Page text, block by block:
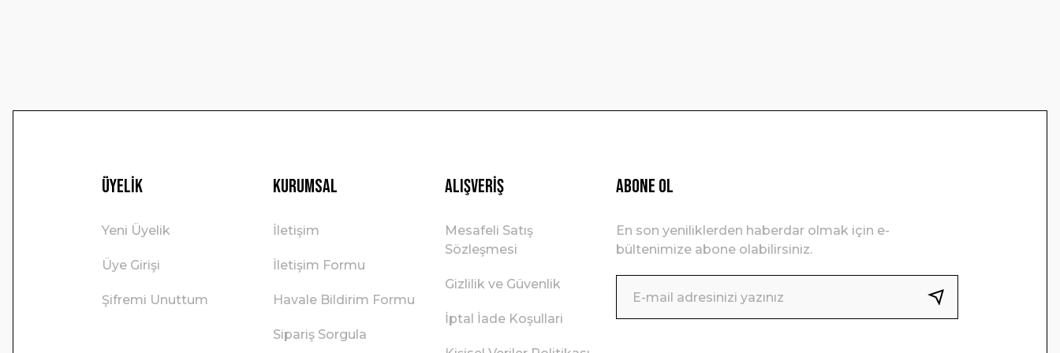
Üyelik
Yeni Üyelik
Üye Girişi
Şifremi Unuttum
Kurumsal
İletişim
İletişim Formu
Havale Bildirim Formu
Sipariş Sorgula
Alışveriş
Mesafeli Satış
Sözleşmesi
Gizlilik ve Güvenlik
İptal İade Koşullari
ABONE OL
En son yeniliklerden haberdar olmak için e-
bültenimize abone olabilirsiniz.